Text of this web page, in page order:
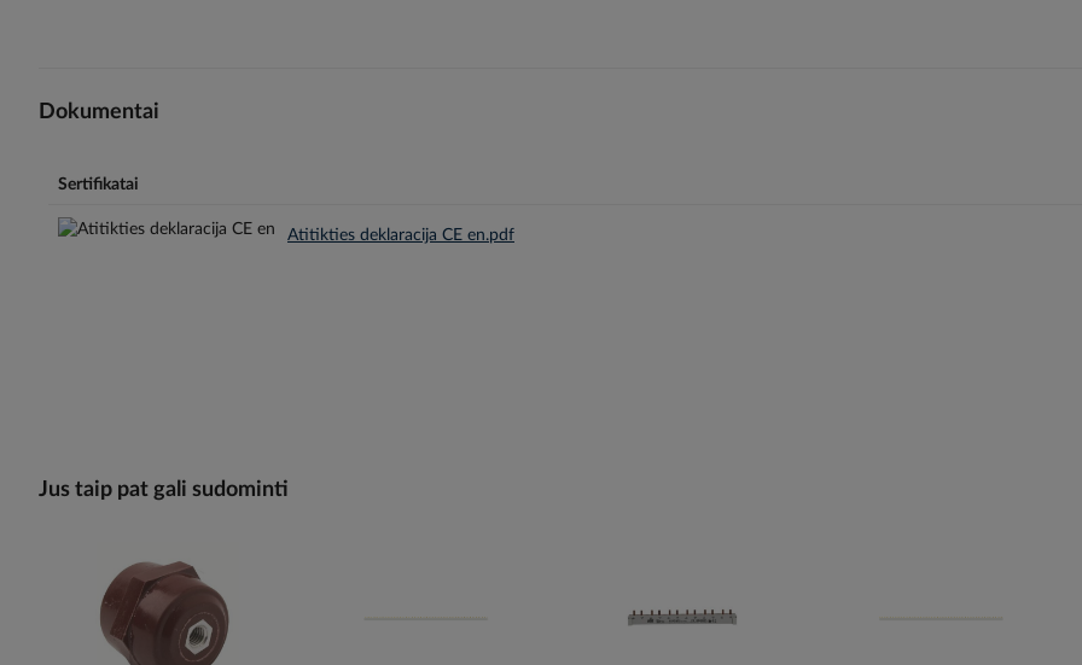
Dokumentai
Sertifikatai
Atitikties deklaracija CE en.pdf
Jus taip pat gali sudominti